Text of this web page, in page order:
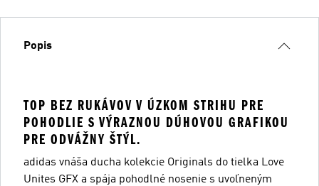
Popis
TOP BEZ RUKÁVOV V ÚZKOM STRIHU PRE
POHODLIE S VÝRAZNOU DÚHOVOU GRAFIKOU
PRE ODVÁŽNY ŠTÝL.
adidas vnáša ducha kolekcie Originals do tielka Love
Unites GFX a spája pohodlné nosenie s uvoľneným